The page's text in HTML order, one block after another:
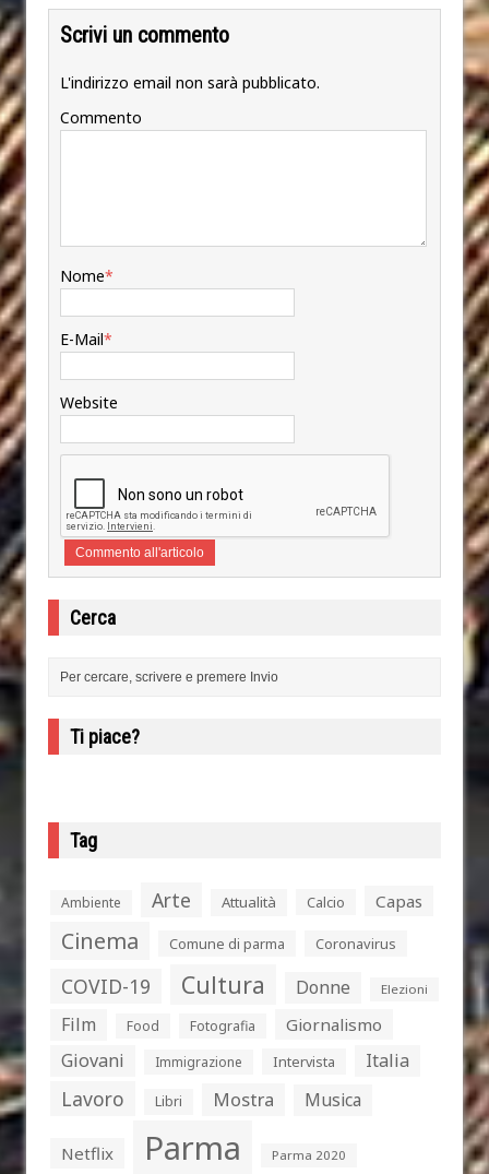
Scrivi un commento
L'indirizzo email non sarà pubblicato.
Commento
Nome*
E-Mail*
Website
Cerca
Ti piace?
Tag
Ambiente Arte Attualità Calcio Capas
Cinema Comune di parma Coronavirus
COVID-19 Cultura Donne Elezioni
Film Food Fotografia Giornalismo
Giovani Immigrazione Intervista Italia
Lavoro Libri Mostra Musica
Netflix Parma Parma 2020